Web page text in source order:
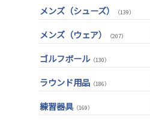
フェアウェイウッド(右用)
ユーティリティー(右用)（82）
アイアンセット(右用)
アイアン単品(右用)
ウェッジ(右用)
キャディバッグ（212）
トートバッグ
カートバッグ（85）
クラブケース（33）
メンズ（シューズ） （139）
メンズ（ウェア） （207）
トップス（55）
アウター
インナー（17）
ゴルフボール（130）
ラウンド用品 （186）
GPSナビ
練習器具（169）